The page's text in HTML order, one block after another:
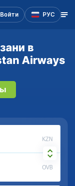
Войти РУС
в
Airways
KZN
OVB